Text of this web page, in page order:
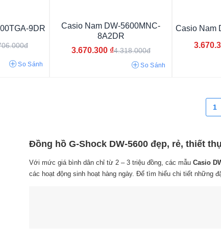
nhật
Hiện đại Thể
9DR
So Sánh
Casio Nam DW-5600MNC-
8A2DR
3.670.300 ₫4.318.000đ
So Sánh
Casio Nam
1
Đồng hồ G-Shock DW-5600 đẹp, rẻ, thiết
Với mức giá bình dân chỉ từ 2 – 3 triệu đồng, các mẫu Casio
các hoạt động sinh hoạt hàng ngày. Để tìm hiểu chi tiết những